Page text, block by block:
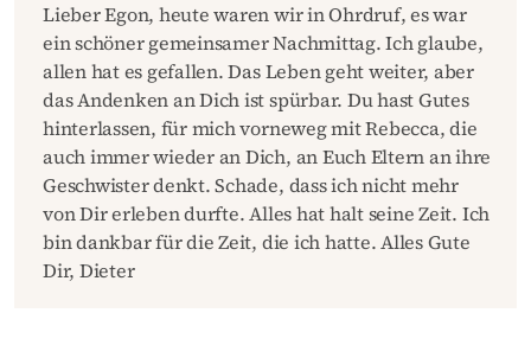
Lieber Egon, heute waren wir in Ohrdruf, es war
ein schöner gemeinsamer Nachmittag. Ich glaube,
allen hat es gefallen. Das Leben geht weiter, aber
das Andenken an Dich ist spürbar. Du hast Gutes
hinterlassen, für mich vorneweg mit Rebecca, die
auch immer wieder an Dich, an Euch Eltern an ihre
Geschwister denkt. Schade, dass ich nicht mehr
von Dir erleben durfte. Alles hat halt seine Zeit. Ich
bin dankbar für die Zeit, die ich hatte. Alles Gute
Dir, Dieter